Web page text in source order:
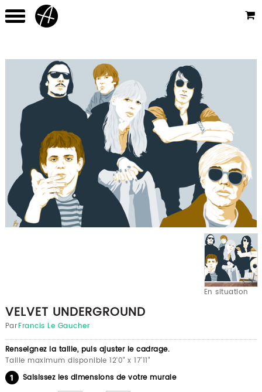
En situation
VELVET UNDERGROUND
ParFrancis Le Gaucher
Renseignez la taille, puis ajuster le cadrage.
Taille maximum disponible 12'0" x 17'11"
Saisissez les dimensions de votre murale